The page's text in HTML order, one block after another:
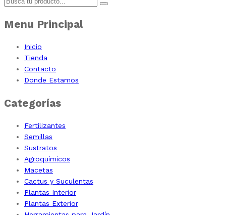
Menu Principal
Inicio
Tienda
Contacto
Donde Estamos
Categorías
Fertilizantes
Semillas
Sustratos
Agroquímicos
Macetas
Cactus y Suculentas
Plantas Interior
Plantas Exterior